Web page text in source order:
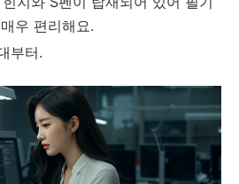
우 편리해요.
부터.